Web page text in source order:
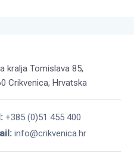
kralja Tomislava 85,
Crikvenica, Hrvatska
+385 (0)51 455 400
info@crikvenica.hr